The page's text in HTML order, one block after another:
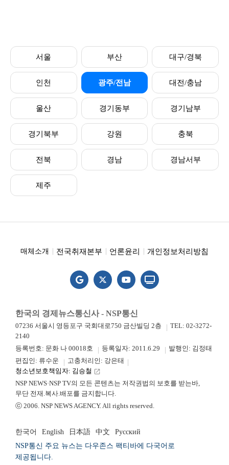
서울 부산 대구/경북
인천 광주/전남 대전/충남
울산 경기동부 경기남부
경기북부 강원 충북
전북 경남 경남서부
제주
매체소개 전국취재본부 언론윤리 개인정보처리방침
한국의 경제뉴스통신사 - NSP통신
07236 서울시 영등포구 국회대로750 금산빌딩 2층
TEL: 02-3272-
2140
등록번호: 문화 나 00018호
등록일자: 2011.6.29
발행인: 김정태
편집인: 류수운
고충처리인: 강은태
청소년보호책임자: 김승철 launch
NSP NEWS·NSP TV의 모든 콘텐츠는 저작권법의 보호를 받는바,
무단 전재.복사.배포를 금지합니다.
ⓒ 2006. NSP NEWS AGENCY. All rights reserved.
한국어 English 日本語 中文
Русский
NSP통신 주요 뉴스는 다우존스 팩티바에 다국어로
제공됩니다.